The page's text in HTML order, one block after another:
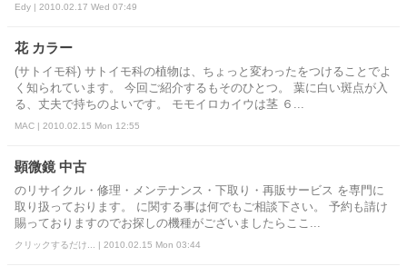
Edy | 2010.02.17 Wed 07:49
花 カラー
(サトイモ科) サトイモ科の植物は、ちょっと変わったをつけることでよ
く知られています。 今回ご紹介するもそのひとつ。 葉に白い斑点が入
る、丈夫で持ちのよいです。 モモイロカイウは茎 ６...
MAC | 2010.02.15 Mon 12:55
顕微鏡 中古
のリサイクル・修理・メンテナンス・下取り・再販サービス を専門に
取り扱っております。 に関する事は何でもご相談下さい。 予約も請け
賜っておりますのでお探しの機種がございましたらここ...
クリックするだけ... | 2010.02.15 Mon 03:44